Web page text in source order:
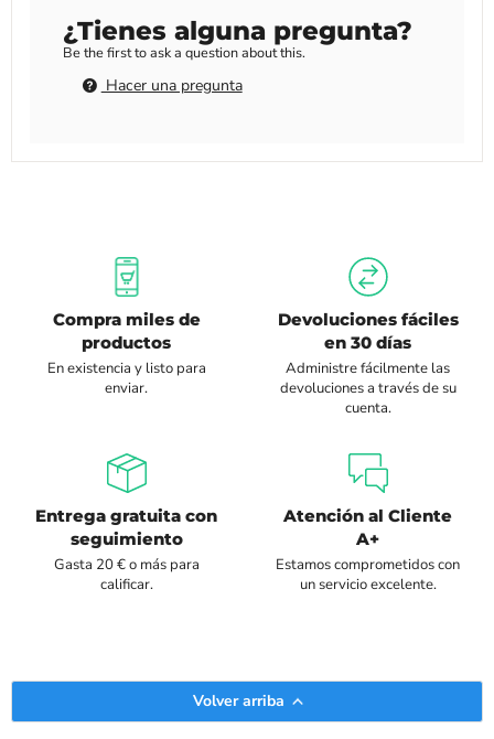
¿Tienes alguna pregunta?
Be the first to ask a question about this.
Hacer una pregunta
Compra miles de
productos
En existencia y listo para
enviar.
Devoluciones fáciles
en 30 días
Administre fácilmente las
devoluciones a través de su
cuenta.
Entrega gratuita con
seguimiento
Gasta 20 € o más para
calificar.
Atención al Cliente
A+
Estamos comprometidos con
un servicio excelente.
Volver arriba